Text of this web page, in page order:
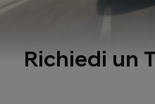
Richiedi un